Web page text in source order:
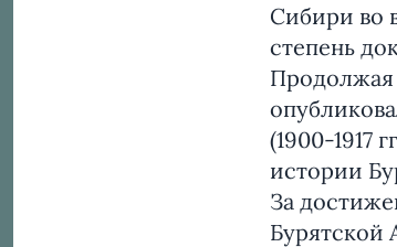
Сибири во
степень
Продолжая
(1900-1917
истории
За
Бурятской